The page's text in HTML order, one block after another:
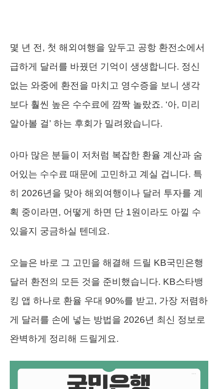
몇 년 전, 첫 해외여행을 앞두고 공항 환전소에서
급하게 달러를 바꿨던 기억이 생생합니다. 정신
없는 와중에 환전을 마치고 영수증을 보니 생각
보다 훨씬 높은 수수료에 깜짝 놀랐죠. ‘아, 미리
알아볼 걸’ 하는 후회가 밀려왔습니다.
아마 많은 분들이 저처럼 복잡한 환율 계산과 숨
어있는 수수료 때문에 고민하고 계실 겁니다. 특
히 2026년을 맞아 해외여행이나 달러 투자를 계
획 중이라면, 어떻게 하면 단 1원이라도 아낄 수
있을지 궁금하실 텐데요.
오늘은 바로 그 고민을 해결해 드릴 KB국민은행
달러 환전의 모든 것을 준비했습니다. KB스타뱅
킹 앱 하나로 환율 우대 90%를 받고, 가장 저렴하
게 달러를 손에 넣는 방법을 2026년 최신 정보로
완벽하게 정리해 드릴게요.